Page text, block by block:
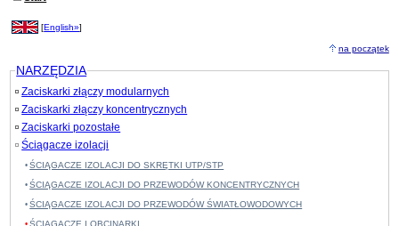
[English»]
na początek
NARZĘDZIA
Zaciskarki złączy modularnych
Zaciskarki złączy koncentrycznych
Zaciskarki pozostałe
Ściągacze izolacji
ŚCIĄGACZE IZOLACJI DO SKRĘTKI UTP/STP
ŚCIĄGACZE IZOLACJI DO PRZEWODÓW KONCENTRYCZNYCH
ŚCIĄGACZE IZOLACJI DO PRZEWODÓW ŚWIATŁOWODOWYCH